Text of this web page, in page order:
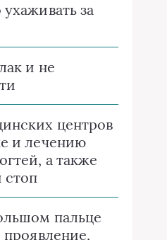
за
и не
центров
и лечению
а также
стоп
пальце
проявление,